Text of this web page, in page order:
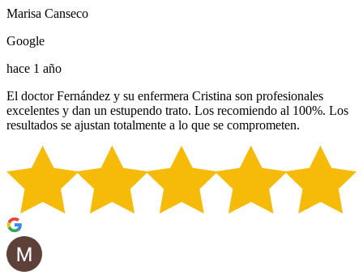
Marisa Canseco
Google
hace 1 año
El doctor Fernández y su enfermera Cristina son profesionales
excelentes y dan un estupendo trato. Los recomiendo al 100%. Los
resultados se ajustan totalmente a lo que se comprometen.